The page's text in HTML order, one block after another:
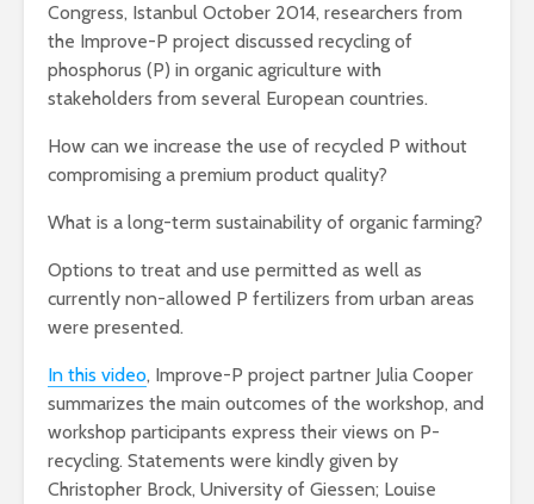
Congress, Istanbul October 2014, researchers from
the Improve-P project discussed recycling of
phosphorus (P) in organic agriculture with
stakeholders from several European countries.
How can we increase the use of recycled P without
compromising a premium product quality?
What is a long-term sustainability of organic farming?
Options to treat and use permitted as well as
currently non-allowed P fertilizers from urban areas
were presented.
In this video, Improve-P project partner Julia Cooper
summarizes the main outcomes of the workshop, and
workshop participants express their views on P-
recycling. Statements were kindly given by
Christopher Brock, University of Giessen; Louise